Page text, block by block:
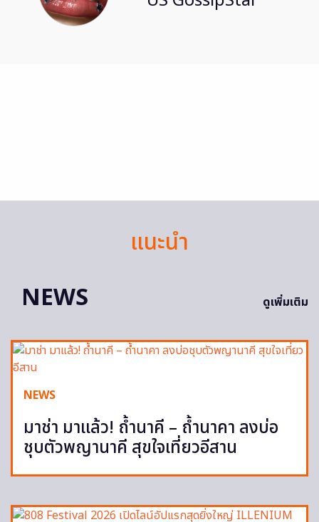
แนะนำ
NEWS
ดูเพิ่มเติม
NEWS
มาช่า มาแล้ว! ถ้ำนาคี – ถ้ำนาคา ลงบ่อ
ชุบตัวพญานาคี สุขใจเที่ยวอีสาน